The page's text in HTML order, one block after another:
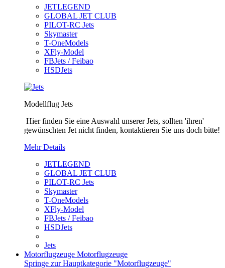
JETLEGEND
GLOBAL JET CLUB
PILOT-RC Jets
Skymaster
T-OneModels
XFly-Model
FBJets / Feibao
HSDJets
Modellflug Jets
Hier finden Sie eine Auswahl unserer Jets, sollten 'ihren'
gewünschten Jet nicht finden, kontaktieren Sie uns doch bitte!
Mehr Details
JETLEGEND
GLOBAL JET CLUB
PILOT-RC Jets
Skymaster
T-OneModels
XFly-Model
FBJets / Feibao
HSDJets
Jets
Motorflugzeuge Motorflugzeuge
Springe zur Hauptkategorie "Motorflugzeuge"